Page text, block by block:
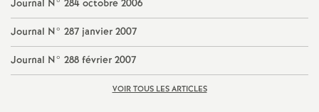
d
e
Journal N° 284 octobre 2006
Journal N° 287 janvier 2007
Journal N° 288 février 2007
VOIR TOUS LES ARTICLES